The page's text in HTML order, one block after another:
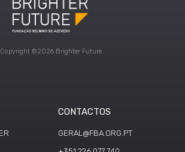
Copyright ©2026 Brighter Future
CONTACTOS
GERAL@FBA.ORG.PT